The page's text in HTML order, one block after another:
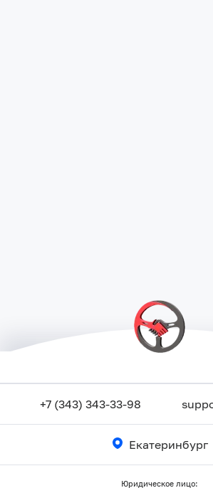
+7 (343) 343-33-98
Екатеринбург
Юридическое лицо: